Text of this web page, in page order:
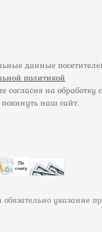
данные
политикой
согласия на обработку
наш сайт.
указание